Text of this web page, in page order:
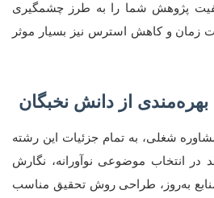
پژوهش شما را به طرز چشمگیری
زمان و کاهش استرس نیز بسیار موثر
شغلی، به تمام جزئیات این رشته
انتخاب موضوعی نوآورانه، نگارش
به‌روز، طراحی روش تحقیق مناسب